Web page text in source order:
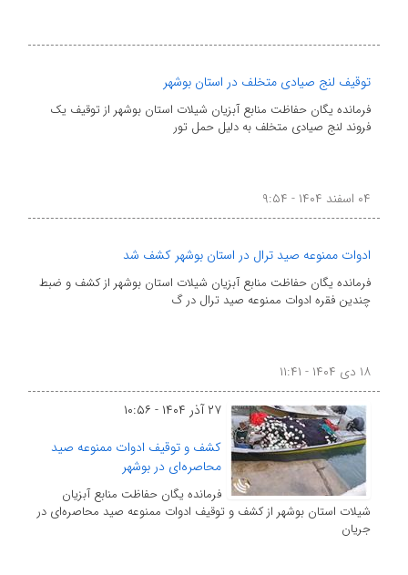
توقیف لنج صیادی متخلف در استان بوشهر
فرمانده یگان حفاظت منابع آبزیان شیلات استان بوشهر از توقیف یک
فروند لنج صیادی متخلف به دلیل حمل تور
۰۴ اسفند ۱۴۰۴ - ۹:۵۴
ادوات ممنوعه صید ترال در استان بوشهر کشف شد
فرمانده یگان حفاظت منابع آبزیان شیلات استان بوشهر از کشف و ضبط
چندین فقره ادوات ممنوعه صید ترال در گ
۱۸ دی ۱۴۰۴ - ۱۱:۴۱
۲۷ آذر ۱۴۰۴ - ۱۰:۵۶
کشف و توقیف ادوات ممنوعه صید
محاصره‌ای در بوشهر
فرمانده یگان حفاظت منابع آبزیان
شیلات استان بوشهر از کشف و توقیف ادوات ممنوعه صید محاصره‌ای در
جریان